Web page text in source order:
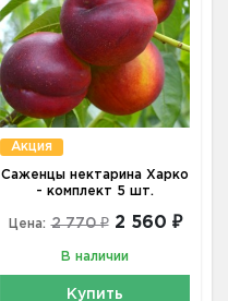
Акция
Саженцы нектарина Харко
- комплект 5 шт.
Цена: 2 770 ₽ 2 560 ₽
В наличии
Купить